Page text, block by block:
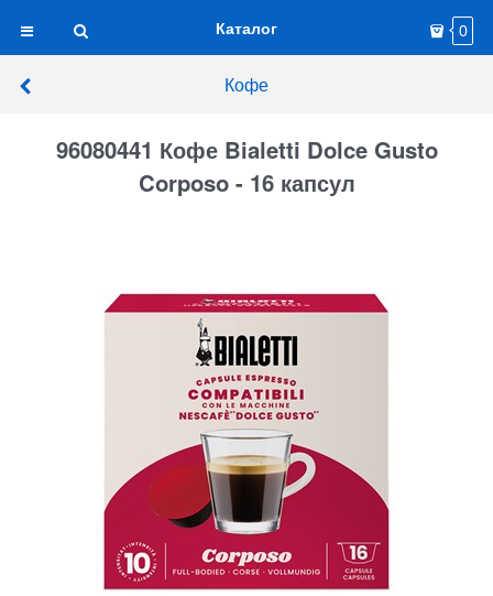
Каталог 0
Кофе
96080441 Кофе Bialetti Dolce Gusto
Corposo - 16 капсул